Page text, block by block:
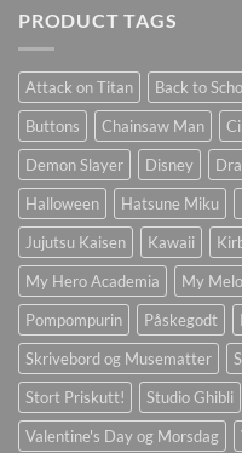
PRODUCT TAGS
Attack on Titan Back to
Buttons
Chainsaw Man
Demon Slayer
Disney
Halloween
Hatsune Miku
Jujutsu Kaisen
Kawaii
My Hero Academia
My
Pompompurin
Påskegodt
Skrivebord og Musematter
Stort Priskutt!
Studio Ghibli
Valentine's Day og Morsdag